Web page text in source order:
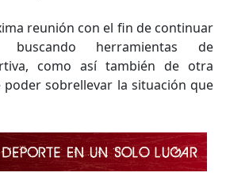
reunión con el fin de continuar
buscando herramientas de
como así también de otra
sobrellevar la situación que